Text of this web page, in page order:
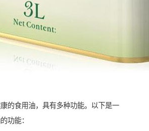
的食用油，具有多种功能。以下是一
功能：